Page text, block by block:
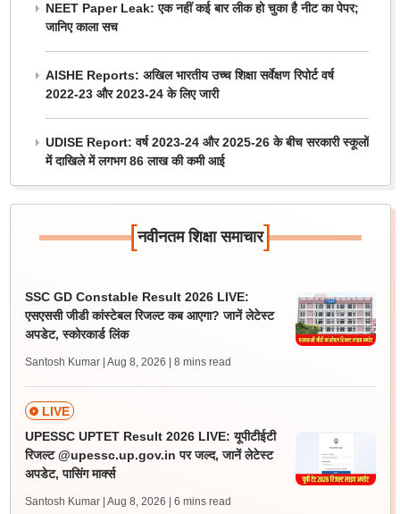
NEET Paper Leak: एक नहीं कई बार लीक हो चुका है नीट का पेपर;
जानिए काला सच
AISHE Reports: अखिल भारतीय उच्च शिक्षा सर्वेक्षण रिपोर्ट वर्ष
2022-23 और 2023-24 के लिए जारी
UDISE Report: वर्ष 2023-24 और 2025-26 के बीच सरकारी स्कूलों
में दाखिले में लगभग 86 लाख की कमी आई
[नवीनतम शिक्षा समाचार]
SSC GD Constable Result 2026 LIVE:
एसएससी जीडी कांस्टेबल रिजल्ट कब आएगा? जानें लेटेस्ट
अपडेट, स्कोरकार्ड लिंक
Santosh Kumar | Aug 8, 2026 | 8 mins read
LIVE
UPESSC UPTET Result 2026 LIVE: यूपीटीईटी
रिजल्ट @upessc.up.gov.in पर जल्द, जानें लेटेस्ट
अपडेट, पासिंग मार्क्स
Santosh Kumar | Aug 8, 2026 | 6 mins read